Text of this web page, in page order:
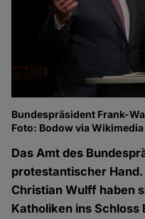
Bundespräsident Frank-
Foto: Bodow via
Das Amt des
protestantischer
Christian Wulff haben
Katholiken ins